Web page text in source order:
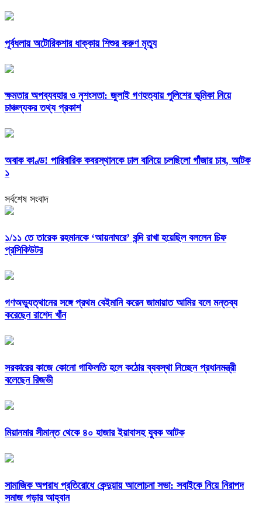
পূর্বধলায় অটোরিকশার ধাক্কায় শিশুর করুণ মৃত্যু
ক্ষমতার অপব্যবহার ও নৃশংসতা: জুলাই গণহত্যায় পুলিশের ভূমিকা নিয়ে
চাঞ্চল্যকর তথ্য প্রকাশ
অবাক কাণ্ড! পারিবারিক কবরস্থানকে ঢাল বানিয়ে চলছিলো গাঁজার চাষ, আটক
১
সর্বশেষ সংবাদ
১/১১ তে তারেক রহমানকে ‘আয়নাঘরে’ বন্দি রাখা হয়েছিল বললেন চিফ
প্রসিকিউটর
গণঅভ্যুত্থানের সঙ্গে প্রথম বেইমানি করেন জামায়াত আমির বলে মন্তব্য
করেছেন রাশেদ খাঁন
সরকারের কাজে কোনো গাফিলতি হলে কঠোর ব্যবস্থা নিচ্ছেন প্রধানমন্ত্রী
বলেছেন রিজভী
মিয়ানমার সীমান্ত থেকে ৪০ হাজার ইয়াবাসহ যুবক আটক
সামাজিক অপরাধ প্রতিরোধে কেন্দুয়ায় আলোচনা সভা: সবাইকে নিয়ে নিরাপদ
সমাজ গড়ার আহ্বান